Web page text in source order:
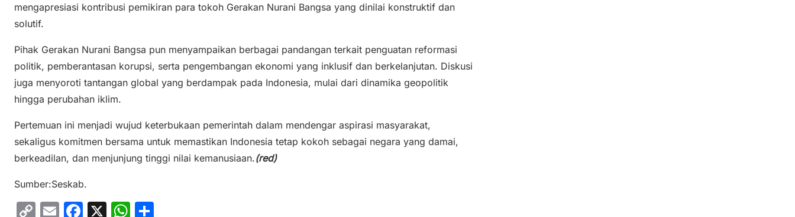
mengapresiasi kontribusi pemikiran para tokoh Gerakan Nurani Bangsa yang dinilai konstruktif dan
solutif.
Pihak Gerakan Nurani Bangsa pun menyampaikan berbagai pandangan terkait penguatan reformasi
politik, pemberantasan korupsi, serta pengembangan ekonomi yang inklusif dan berkelanjutan. Diskusi
juga menyoroti tantangan global yang berdampak pada Indonesia, mulai dari dinamika geopolitik
hingga perubahan iklim.
Pertemuan ini menjadi wujud keterbukaan pemerintah dalam mendengar aspirasi masyarakat,
sekaligus komitmen bersama untuk memastikan Indonesia tetap kokoh sebagai negara yang damai,
berkeadilan, dan menjunjung tinggi nilai kemanusiaan.(red)
Sumber:Seskab.
C
E
F
X
W